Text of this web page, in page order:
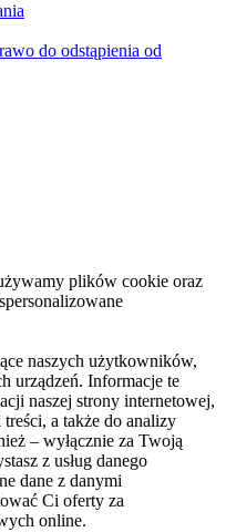
do odstąpienia od
plików cookie oraz
naszych użytkowników,
urządzeń. Informacje te
naszej strony internetowej,
a także do analizy
– wyłącznie za Twoją
z usług danego
dane z danymi
Ci oferty za
online.